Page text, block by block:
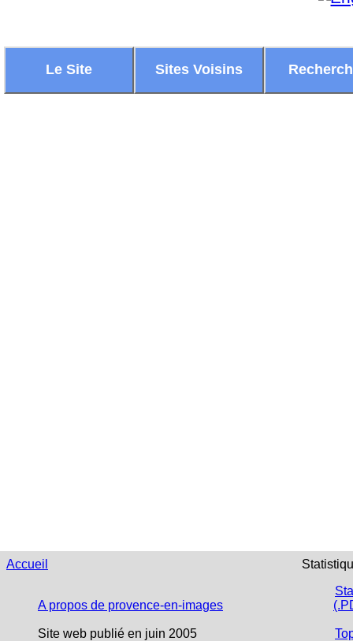
Le Site Sites Voisins
Accueil
A propos de provence-en-images
Site web publié en juin 2005